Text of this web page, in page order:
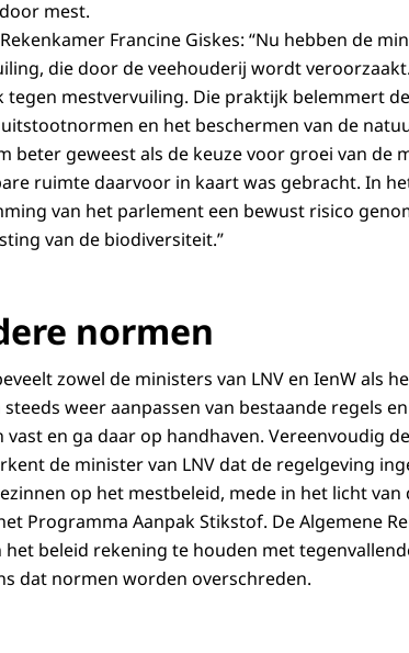
aan kabinet en parlement om te stoppen
regels en aanpassen van bestaande.
en zorg dat die worden nageleefd.
mest.
Francine Giskes: “Nu hebben de
die door de veehouderij wordt
mestvervuiling. Die praktijk belemmert
en het beschermen van de
beter geweest als de keuze voor groei van de
ruimte daarvoor in kaart was gebracht. In
van het parlement een bewust risico
van de biodiversiteit.”
normen
zowel de ministers van LNV en IenW als
weer aanpassen van bestaande regels
vast en ga daar op handhaven. Vereenvoudig
de minister van LNV dat de regelgeving
op het mestbeleid, mede in het licht
Programma Aanpak Stikstof. De Algemene
beleid rekening te houden met
dat normen worden overschreden.